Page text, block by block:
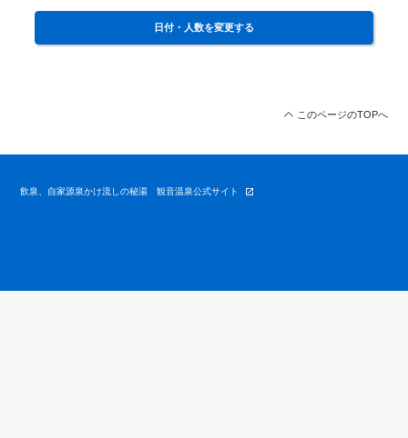
日付・人数を変更する
このページのTOPへ
飲泉、自家源泉かけ流しの秘湯 観音温泉公式サイト